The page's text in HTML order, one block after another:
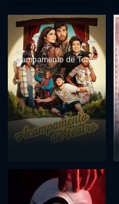
Acampamento de Teatro